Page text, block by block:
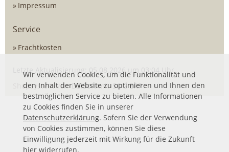
Impressum
Service
Frachtkosten
Letzte Aktualisierung: 05.08.2026 um 03:04 Uhr
Shopsystem vonDSISoftmit SOG ERP
Wir verwenden Cookies, um die Funktionalität und
den Inhalt der Website zu optimieren und Ihnen den
bestmöglichen Service zu bieten. Alle Informationen
zu Cookies finden Sie in unserer
Datenschutzerklärung. Sofern Sie der Verwendung
von Cookies zustimmen, können Sie diese
Einwilligung jederzeit mit Wirkung für die Zukunft
hier widerrufen.